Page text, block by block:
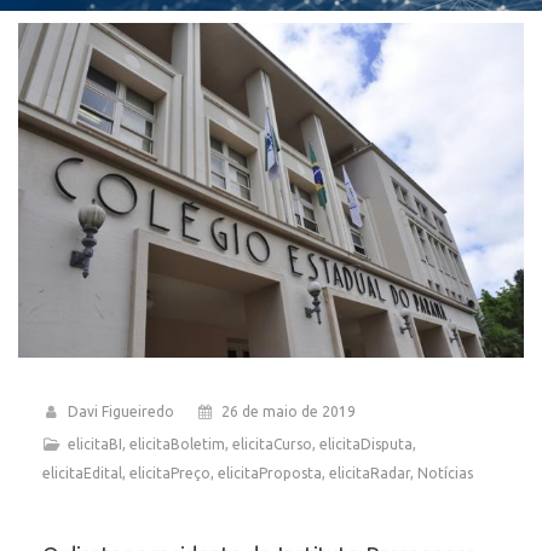
Davi Figueiredo 26 de maio de 2019
elicitaBI , elicitaBoletim, elicitaCurso, elicitaDisputa,
elicitaEdital , elicitaPreço, elicitaProposta, elicitaRadar, Notícias